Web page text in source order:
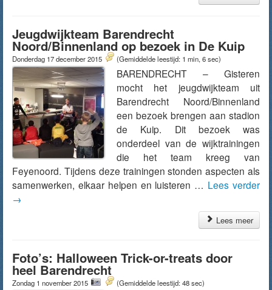
Jeugdwijkteam Barendrecht
Noord/Binnenland op bezoek in De Kuip
Donderdag 17 december 2015 (Gemiddelde leestijd: 1 min, 6 sec)
BARENDRECHT – Gisteren
mocht het jeugdwijkteam uit
Barendrecht Noord/Binnenland
een bezoek brengen aan stadion
de Kuip. Dit bezoek was
onderdeel van de wijktrainingen
die het team kreeg van
Feyenoord. Tijdens deze trainingen stonden aspecten als
samenwerken, elkaar helpen en luisteren … Lees verder
→
Lees meer
Foto’s: Halloween Trick-or-treats door
heel Barendrecht
Zondag 1 november 2015 (Gemiddelde leestijd: 48 sec)